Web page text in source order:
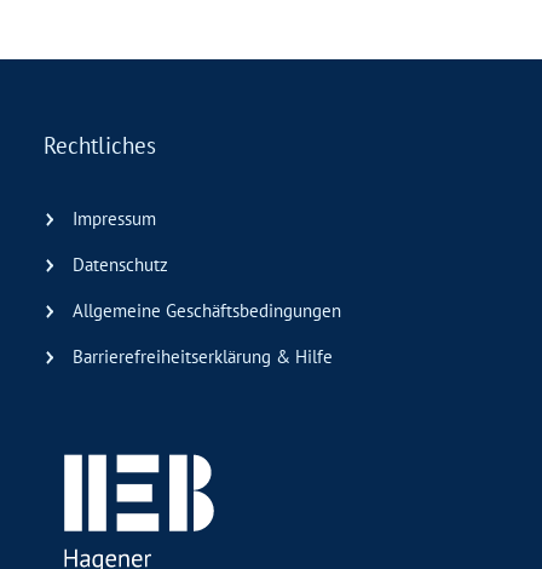
Rechtliches
Impressum
Datenschutz
Allgemeine Geschäftsbedingungen
Barrierefreiheitserklärung & Hilfe